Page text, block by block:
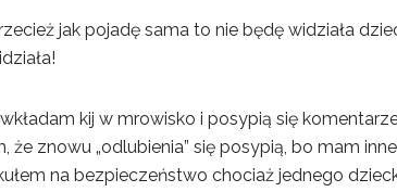
jak pojadę sama to nie będę widziała
kij w mrowisko i posypią się
że znowu „odlubienia” się posypią, bo mam
na bezpieczeństwo chociaż jednego